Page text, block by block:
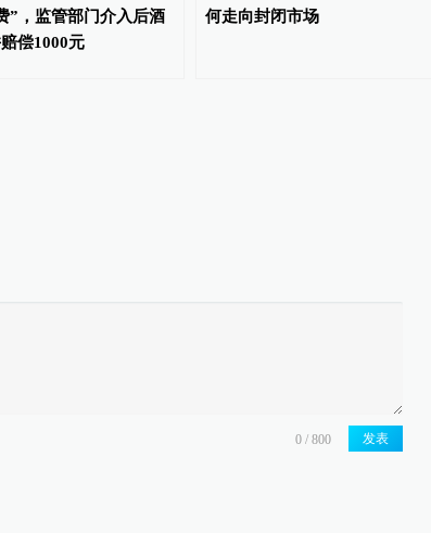
”，监管部门介入后酒
偿1000元
何走向封闭市场
发表